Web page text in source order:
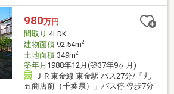
サンライズ九十九里」が近く、海を身近
ン。白里海水浴場へも車約3分と、休日の
ます。駐車3台以上可能・車庫・倉庫付
を現地でご体感ください。
980万円
間取り 4LDK
建物面積92.54m2
土地面積349m2
築年月 1988年12月(築37年9ヶ月)
ＪＲ東金線 東金駅 バス27分/「丸
五商店前（千葉県）」バス停 停歩7分